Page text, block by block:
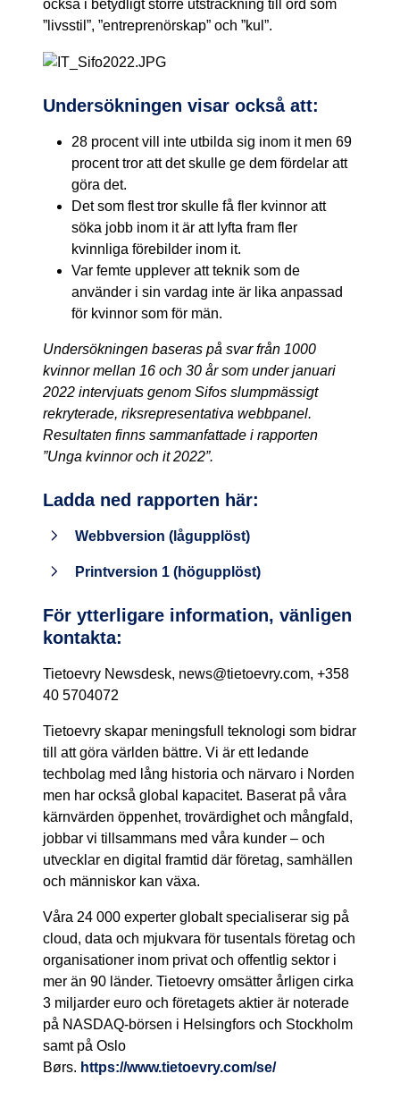
också i betydligt större utsträckning till ord som
”livsstil”, ”entreprenörskap” och ”kul”.
Undersökningen visar också att:
28 procent vill inte utbilda sig inom it men 69
procent tror att det skulle ge dem fördelar att
göra det.
Det som flest tror skulle få fler kvinnor att
söka jobb inom it är att lyfta fram fler
kvinnliga förebilder inom it.
Var femte upplever att teknik som de
använder i sin vardag inte är lika anpassad
för kvinnor som för män.
Undersökningen baseras på svar från 1000
kvinnor mellan 16 och 30 år som under januari
2022 intervjuats genom Sifos slumpmässigt
rekryterade, riksrepresentativa webbpanel.
Resultaten finns sammanfattade i rapporten
”Unga kvinnor och it 2022”.
Ladda ned rapporten här:
Webbversion (lågupplöst)
Printversion 1 (högupplöst)
För ytterligare information, vänligen
kontakta:
Tietoevry Newsdesk, news@tietoevry.com, +358
40 5704072
Tietoevry skapar meningsfull teknologi som bidrar
till att göra världen bättre. Vi är ett ledande
techbolag med lång historia och närvaro i Norden
men har också global kapacitet. Baserat på våra
kärnvärden öppenhet, trovärdighet och mångfald,
jobbar vi tillsammans med våra kunder – och
utvecklar en digital framtid där företag, samhällen
och människor kan växa.
Våra 24 000 experter globalt specialiserar sig på
cloud, data och mjukvara för tusentals företag och
organisationer inom privat och offentlig sektor i
mer än 90 länder. Tietoevry omsätter årligen cirka
3 miljarder euro och företagets aktier är noterade
på NASDAQ-börsen i Helsingfors och Stockholm
samt på Oslo
Børs. https://www.tietoevry.com/se/